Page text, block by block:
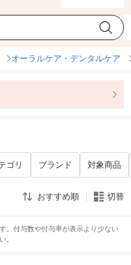
対象商品
オーラルケア・デンタルケア
ゴリ ブランド 対象商品
おすすめ順 切替
。付与数や付与率が表示より少ない
。